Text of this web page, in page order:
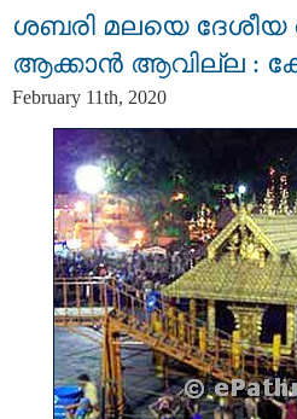
ശബരി മലയെ ദേശീയ
ആക്കാന്‍ ആവില്ല :
February 11th, 2020